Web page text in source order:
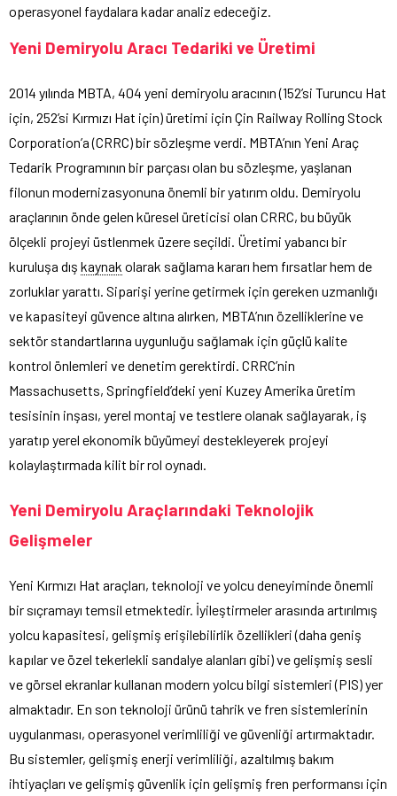
operasyonel faydalara kadar analiz edeceğiz.
Yeni Demiryolu Aracı Tedariki ve Üretimi
2014 yılında MBTA, 404 yeni demiryolu aracının (152’si Turuncu Hat
için, 252’si Kırmızı Hat için) üretimi için Çin Railway Rolling Stock
Corporation’a (CRRC) bir sözleşme verdi. MBTA’nın Yeni Araç
Tedarik Programının bir parçası olan bu sözleşme, yaşlanan
filonun modernizasyonuna önemli bir yatırım oldu. Demiryolu
araçlarının önde gelen küresel üreticisi olan CRRC, bu büyük
ölçekli projeyi üstlenmek üzere seçildi. Üretimi yabancı bir
kuruluşa dış kaynak olarak sağlama kararı hem fırsatlar hem de
zorluklar yarattı. Siparişi yerine getirmek için gereken uzmanlığı
ve kapasiteyi güvence altına alırken, MBTA’nın özelliklerine ve
sektör standartlarına uygunluğu sağlamak için güçlü kalite
kontrol önlemleri ve denetim gerektirdi. CRRC’nin
Massachusetts, Springfield’deki yeni Kuzey Amerika üretim
tesisinin inşası, yerel montaj ve testlere olanak sağlayarak, iş
yaratıp yerel ekonomik büyümeyi destekleyerek projeyi
kolaylaştırmada kilit bir rol oynadı.
Yeni Demiryolu Araçlarındaki Teknolojik
Gelişmeler
Yeni Kırmızı Hat araçları, teknoloji ve yolcu deneyiminde önemli
bir sıçramayı temsil etmektedir. İyileştirmeler arasında artırılmış
yolcu kapasitesi, gelişmiş erişilebilirlik özellikleri (daha geniş
kapılar ve özel tekerlekli sandalye alanları gibi) ve gelişmiş sesli
ve görsel ekranlar kullanan modern yolcu bilgi sistemleri (PIS) yer
almaktadır. En son teknoloji ürünü tahrik ve fren sistemlerinin
uygulanması, operasyonel verimliliği ve güvenliği artırmaktadır.
Bu sistemler, gelişmiş enerji verimliliği, azaltılmış bakım
ihtiyaçları ve gelişmiş güvenlik için gelişmiş fren performansı için